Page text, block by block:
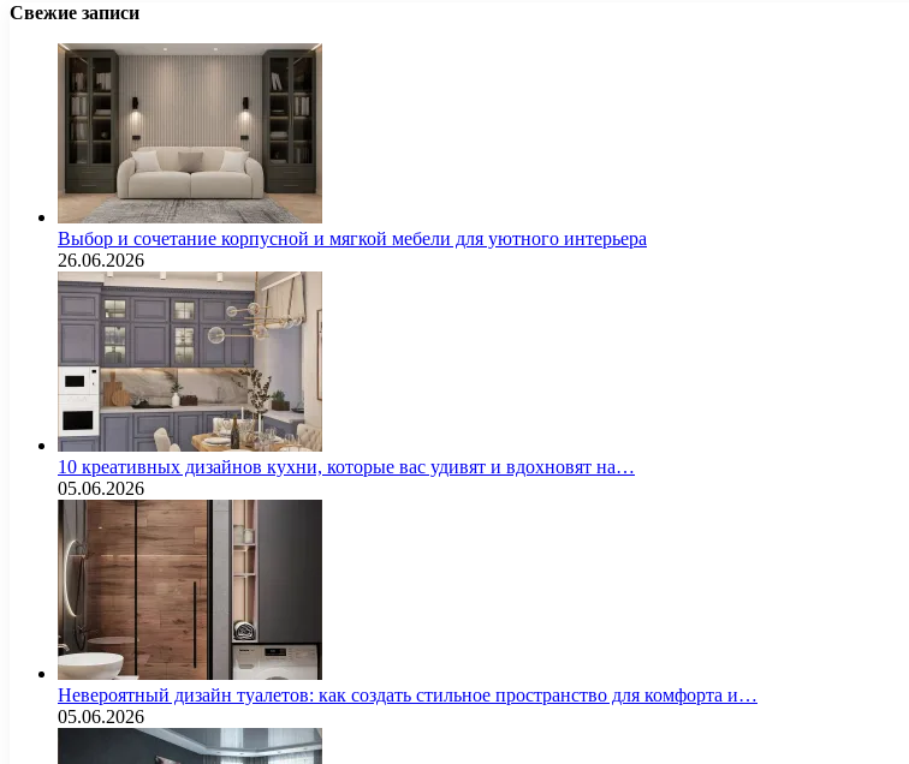
Свежие записи
Выбор и сочетание корпусной и мягкой мебели для уютного интерьера
26.06.2026
10 креативных дизайнов кухни, которые вас удивят и вдохновят на…
05.06.2026
Невероятный дизайн туалетов: как создать стильное пространство для комфорта и…
05.06.2026